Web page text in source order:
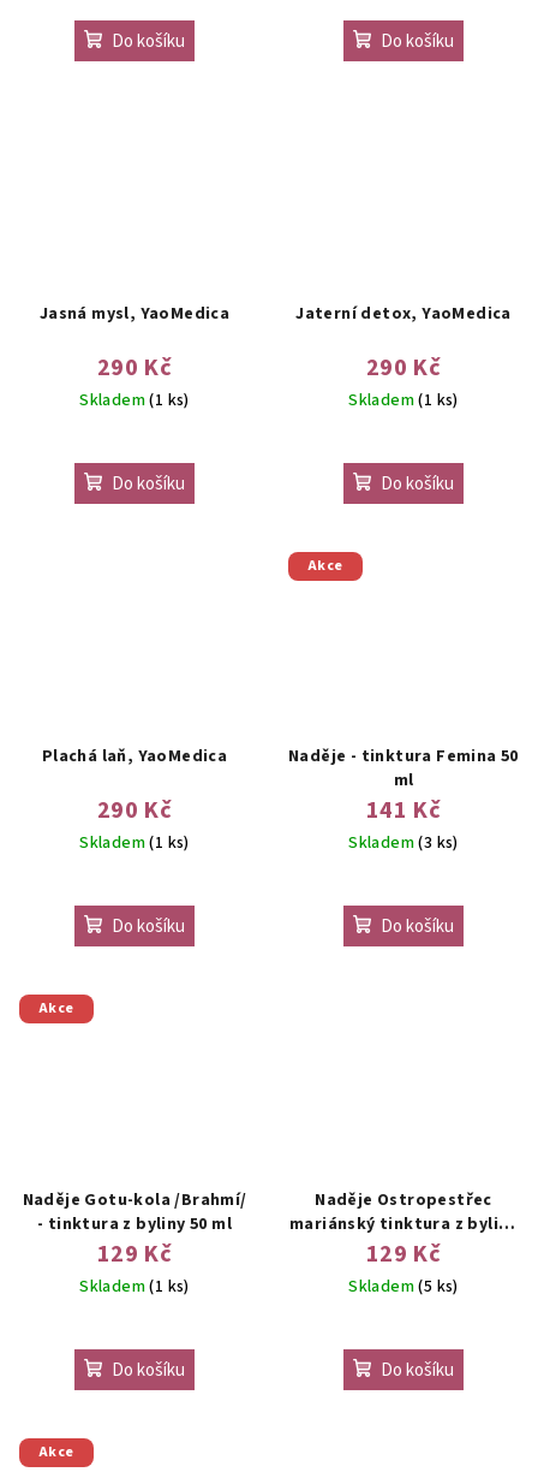
Do košíku Do košíku
Jasná mysl, YaoMedica
290 Kč
Skladem(1 ks)
Do košíku
Jaterní detox, YaoMedica
290 Kč
Skladem(1 ks)
Do košíku
Plachá laň, YaoMedica
290 Kč
Skladem(1 ks)
Do košíku
Akce
Naděje - tinktura Femina 50
ml
141 Kč
Skladem(3 ks)
Do košíku
Akce
Naděje Gotu-kola /Brahmí/
- tinktura z byliny 50 ml
129 Kč
Skladem(1 ks)
Do košíku
Naděje Ostropestřec
mariánský tinktura z byliny
50 ml
129 Kč
Skladem(5 ks)
Do košíku
Akce